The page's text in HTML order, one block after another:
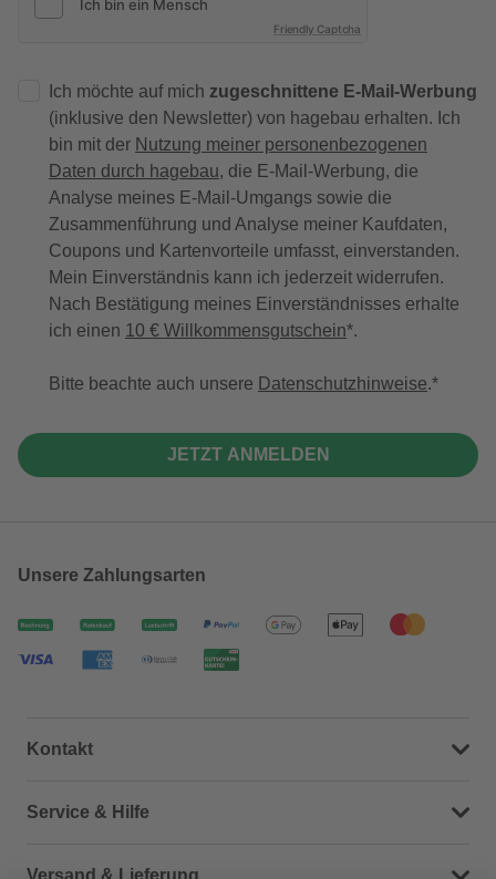
Friendly Captcha
Ich möchte auf mich zugeschnittene E-Mail-Werbung
(inklusive den Newsletter) von hagebau erhalten. Ich
bin mit der Nutzung meiner personenbezogenen
Daten durch hagebau, die E-Mail-Werbung, die
Analyse meines E-Mail-Umgangs sowie die
Zusammenführung und Analyse meiner Kaufdaten,
Coupons und Kartenvorteile umfasst, einverstanden.
Mein Einverständnis kann ich jederzeit widerrufen.
Nach Bestätigung meines Einverständnisses erhalte
ich einen 10 € Willkommensgutschein*.
Bitte beachte auch unsere Datenschutzhinweise.
JETZT ANMELDEN
Unsere Zahlungsarten
Kontakt
Dein Kontakt zu uns
Service & Hilfe
Häufige Fragen (FAQ)